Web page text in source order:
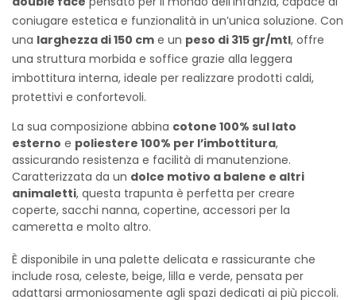
coniugare estetica e funzionalità in un’unica soluzione. Con
una larghezza di 150 cm e un peso di 315 gr/mtl, offre
una struttura morbida e soffice grazie alla leggera
imbottitura interna, ideale per realizzare prodotti caldi,
protettivi e confortevoli.
La sua composizione abbina cotone 100% sul lato
esterno e poliestere 100% per l’imbottitura,
assicurando resistenza e facilità di manutenzione.
Caratterizzata da un dolce motivo a balene e altri
animaletti, questa trapunta è perfetta per creare
coperte, sacchi nanna, copertine, accessori per la
cameretta e molto altro.
È disponibile in una palette delicata e rassicurante che
include rosa, celeste, beige, lilla e verde, pensata per
adattarsi armoniosamente agli spazi dedicati ai più piccoli.